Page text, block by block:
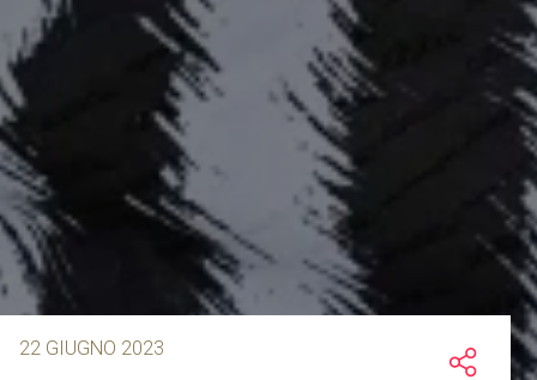
22 GIUGNO 2023